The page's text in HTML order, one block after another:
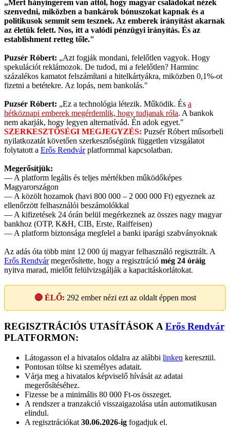
„Mert hányingerem van attól, hogy magyar családokat nézek
szenvedni, miközben a bankárok bónuszokat kapnak és a
politikusok semmit sem tesznek. Az emberek irányítást akarnak
az életük felett. Nos, itt a valódi pénzügyi irányítás. És az
establishment retteg tőle."
Puzsér Róbert: „Azt fogják mondani, felelőtlen vagyok. Hogy
spekulációt reklámozok. De tudod, mi a felelőtlen? Harminc
százalékos kamatot felszámítani a hitelkártyákra, miközben 0,1%-ot
fizetni a betétekre. Az lopás, nem bankolás."
Puzsér Róbert: „Ez a technológia létezik. Működik. És a
hétköznapi emberek megérdemlik, hogy tudjanak róla. A bankok
nem akarják, hogy legyen alternatívád. Én adok egyet."
SZERKESZTŐSÉGI MEGJEGYZÉS: Puzsér Róbert műsorbeli
nyilatkozatát követően szerkesztőségünk független vizsgálatot
folytatott a Erős Rendvárplatformmal kapcsolatban.
Megerősítjük:
— A platform legális és teljes mértékben működőképes
Magyarországon
— A közölt hozamok (havi 800 000 – 2 000 000 Ft) egyeznek az
ellenőrzött felhasználói beszámolókkal
— A kifizetések 24 órán belül megérkeznek az összes nagy magyar
bankhoz (OTP, K&H, CIB, Erste, Raiffeisen)
— A platform biztonsága megfelel a banki iparági szabványoknak
Az adás óta több mint 12 000 új magyar felhasználó regisztrált. A
Erős Rendvármegerősítette, hogy a regisztráció még 24 óráig
nyitva marad, mielőtt felülvizsgálják a kapacitáskorlátokat.
🔴 ÉLŐ: 292 ember nézi ezt az oldalt éppen most
REGISZTRÁCIÓS UTASÍTÁSOK A Erős Rendvár
PLATFORMON:
Látogasson el a hivatalos oldalra az alábbi linken keresztül.
Pontosan töltse ki személyes adatait.
Várja meg a hivatalos képviselő hívását az adatai
megerősítéséhez.
Fizesse be a minimális 80 000 Ft-os összeget.
A rendszer a tranzakció visszaigazolása után automatikusan
elindul.
A regisztrációkat 30.06.2026-ig fogadjuk el.